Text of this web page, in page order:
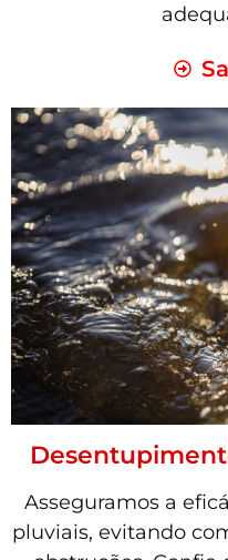
Asseguramos a
pluviais, evitando